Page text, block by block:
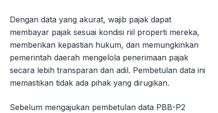
Dengan data yang akurat, wajib pajak dapat
membayar pajak sesuai kondisi riil properti mereka,
memberikan kepastian hukum, dan memungkinkan
pemerintah daerah mengelola penerimaan pajak
secara lebih transparan dan adil. Pembetulan data ini
memastikan tidak ada pihak yang dirugikan.
Sebelum mengajukan pembetulan data PBB-P2